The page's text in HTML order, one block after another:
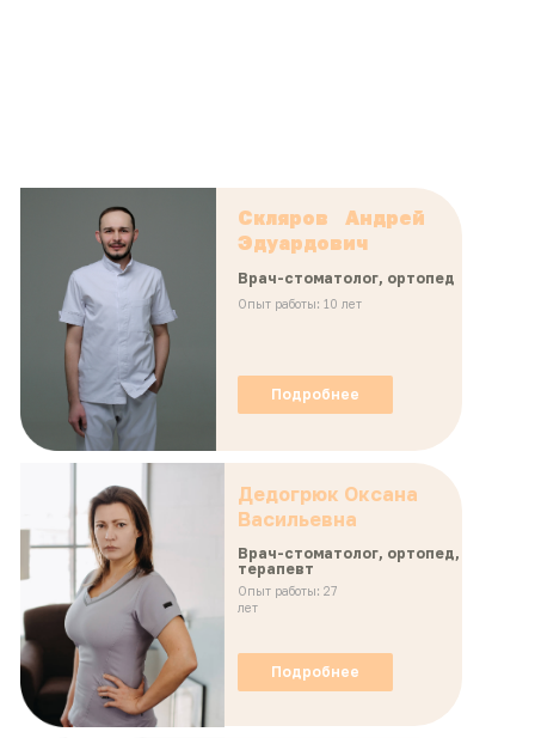
Скляров Андрей
Эдуардович
Врач-стоматолог, ортопед
Опыт работы: 10 лет
Подробнее
Дедогрюк Оксана
Васильевна
Врач-стоматолог, ортопед,
терапевт
Опыт работы: 27
лет
Подробнее